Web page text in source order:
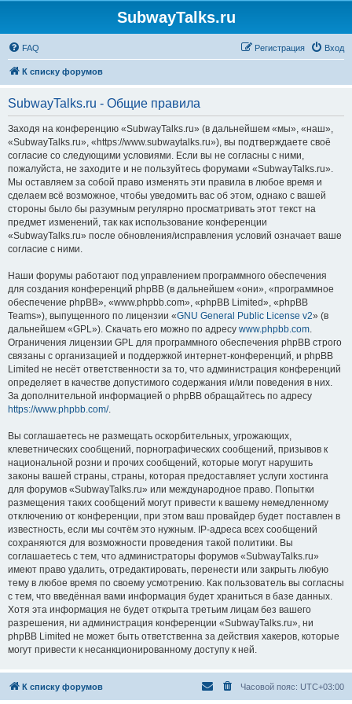
SubwayTalks.ru
FAQ Вход
Регистрация
К списку форумов
SubwayTalks.ru - Общие правила
Заходя на конференцию «SubwayTalks.ru» (в дальнейшем «мы», «наш»,
«SubwayTalks.ru», «https://www.subwaytalks.ru»), вы подтверждаете своё
согласие со следующими условиями. Если вы не согласны с ними,
пожалуйста, не заходите и не пользуйтесь форумами «SubwayTalks.ru».
Мы оставляем за собой право изменять эти правила в любое время и
сделаем всё возможное, чтобы уведомить вас об этом, однако с вашей
стороны было бы разумным регулярно просматривать этот текст на
предмет изменений, так как использование конференции
«SubwayTalks.ru» после обновления/исправления условий означает ваше
согласие с ними.
Наши форумы работают под управлением программного обеспечения
для создания конференций phpBB (в дальнейшем «они», «программное
обеспечение phpBB», «www.phpbb.com», «phpBB Limited», «phpBB
Teams»), выпущенного по лицензии «GNU General Public License v2» (в
дальнейшем «GPL»). Скачать его можно по адресу www.phpbb.com.
Ограничения лицензии GPL для программного обеспечения phpBB строго
связаны с организацией и поддержкой интернет-конференций, и phpBB
Limited не несёт ответственности за то, что администрация конференций
определяет в качестве допустимого содержания и/или поведения в них.
За дополнительной информацией о phpBB обращайтесь по адресу
https://www.phpbb.com/.
Вы соглашаетесь не размещать оскорбительных, угрожающих,
клеветнических сообщений, порнографических сообщений, призывов к
национальной розни и прочих сообщений, которые могут нарушить
законы вашей страны, страны, которая предоставляет услуги хостинга
для форумов «SubwayTalks.ru» или международное право. Попытки
размещения таких сообщений могут привести к вашему немедленному
отключению от конференции, при этом ваш провайдер будет поставлен в
известность, если мы сочтём это нужным. IP-адреса всех сообщений
сохраняются для возможности проведения такой политики. Вы
соглашаетесь с тем, что администраторы форумов «SubwayTalks.ru»
имеют право удалить, отредактировать, перенести или закрыть любую
тему в любое время по своему усмотрению. Как пользователь вы согласны
с тем, что введённая вами информация будет храниться в базе данных.
Хотя эта информация не будет открыта третьим лицам без вашего
разрешения, ни администрация конференции «SubwayTalks.ru», ни
phpBB Limited не может быть ответственна за действия хакеров, которые
могут привести к несанкционированному доступу к ней.
К списку форумов Часовой пояс: UTC+03:00